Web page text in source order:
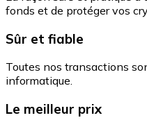
fonds et de protéger vos
Sûr et fiable
Toutes nos transactions
informatique.
Le meilleur prix